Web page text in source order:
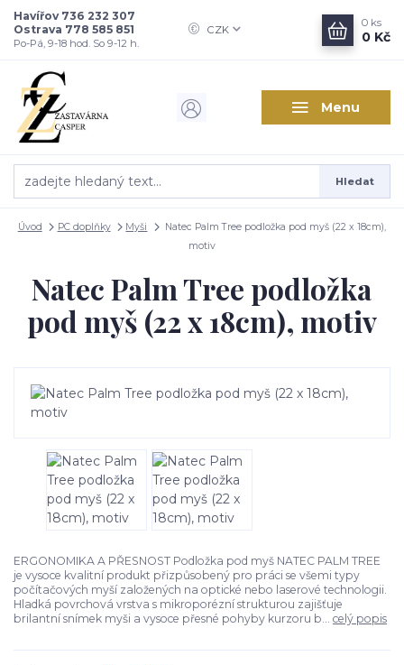
Menu
CZK
Hledat
Havířov 736 232 307
Ostrava 778 585 851
Po-Pá, 9-18 hod. So 9-12 h.
0 ks
0 Kč
Úvod PC doplňky Myši
Natec Palm Tree podložka pod myš (22 x 18cm),
motiv
Natec Palm Tree podložka
pod myš (22 x 18cm), motiv
ERGONOMIKA A PŘESNOST Podložka pod myš NATEC PALM TREE
je vysoce kvalitní produkt přizpůsobený pro práci se všemi typy
počítačových myší založených na optické nebo laserové technologii.
Hladká povrchová vrstva s mikroporézní strukturou zajišťuje
brilantní snímek myši a vysoce přesné pohyby kurzoru b... celý popis